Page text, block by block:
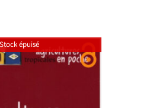
Stock épuisé